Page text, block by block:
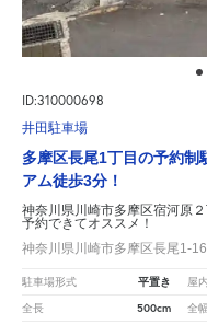
ID:310000698
井田駐車場
多摩区長尾1丁目の予約
アム徒歩3分！
神奈川県川崎市多摩区宿河原
予約できてオススメ！
神奈川県川崎市多摩区長尾1-
駐車場形式 平置き 屋
全長 500cm 全